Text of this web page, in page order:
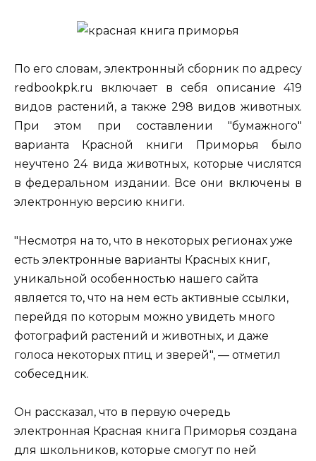
По его словам, электронный сборник по адресу
redbookpk.ru включает в себя описание 419
видов растений, а также 298 видов животных.
При этом при составлении "бумажного"
варианта Красной книги Приморья было
неучтено 24 вида животных, которые числятся
в федеральном издании. Все они включены в
электронную версию книги.
"Несмотря на то, что в некоторых регионах уже
есть электронные варианты Красных книг,
уникальной особенностью нашего сайта
является то, что на нем есть активные ссылки,
перейдя по которым можно увидеть много
фотографий растений и животных, и даже
голоса некоторых птиц и зверей", — отметил
собеседник.
Он рассказал, что в первую очередь
электронная Красная книга Приморья создана
для школьников, которые смогут по ней